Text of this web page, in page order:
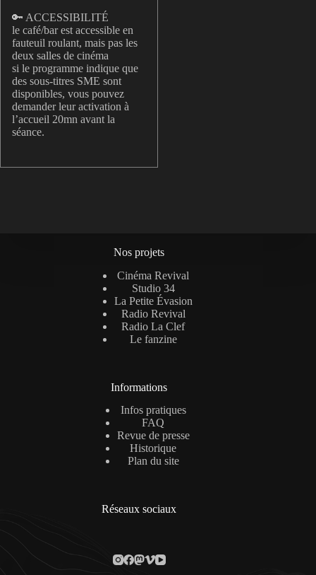
🔑 ACCESSIBILITÉ
le café/bar est accessible en
fauteuil roulant, mais pas les
deux salles de cinéma
si le programme indique que
des sous-titres SME sont
disponibles, vous pouvez
demander leur activation à
l’accueil 20mn avant la
séance.
Nos projets
Cinéma Revival
Studio 34
La Petite Évasion
Radio Revival
Radio La Clef
Le fanzine
Informations
Infos pratiques
FAQ
Revue de presse
Historique
Plan du site
Réseaux sociaux